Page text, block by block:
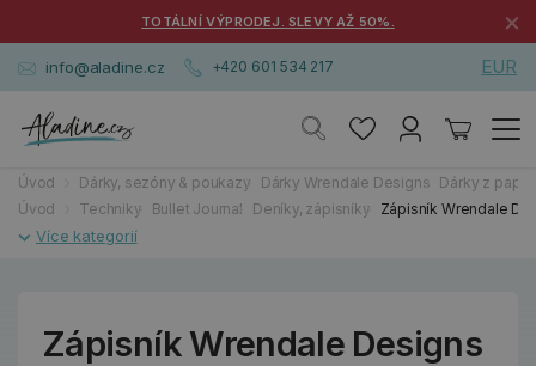
TOTÁLNÍ VÝPRODEJ. SLEVY AŽ 50%. ×
info@aladine.cz +420 601 534 217 EUR
Úvod Dárky, sezóny & poukazy Dárky Wrendale Designs Dárky z
Úvod
Techniky Bullet Journal Deníky, zápisníky Zápisník Wrendale
Zápisník Wrendale Designs